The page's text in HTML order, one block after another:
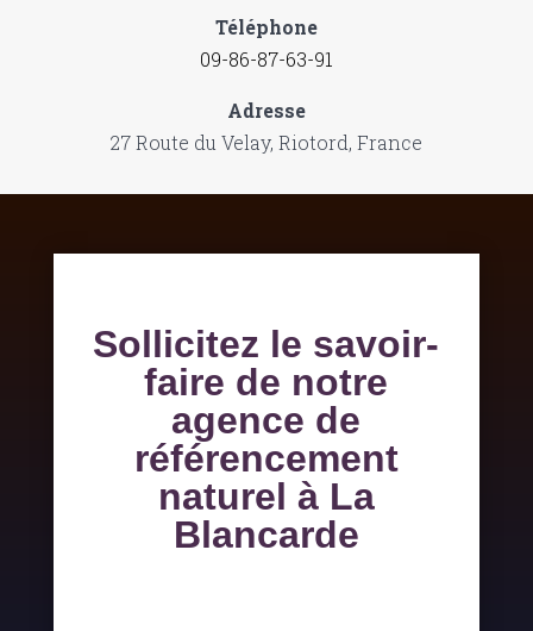
Téléphone
09-86-87-63-91
Adresse
27 Route du Velay, Riotord, France
Sollicitez le savoir-
faire de notre
agence de
référencement
naturel à La
Blancarde